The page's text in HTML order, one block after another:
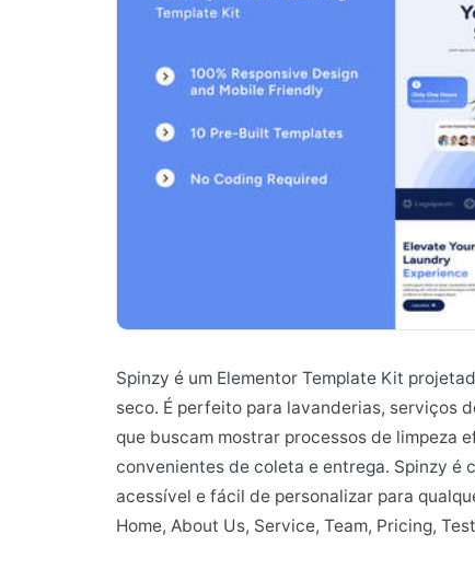
Spinzy é um Elementor Template Kit
seco. É perfeito para lavanderias, serviços
que buscam mostrar processos de limpeza
convenientes de coleta e entrega. Spinzy
acessível e fácil de personalizar para
Home, About Us, Service, Team, Pricing,